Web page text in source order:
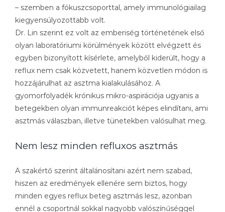
– szemben a fókuszcsoporttal, amely immunológiailag
kiegyensúlyozottabb volt.
Dr. Lin szerint ez volt az emberiség történetének első
olyan laboratóriumi körülmények között elvégzett és
egyben bizonyított kísérlete, amelyből kiderült, hogy a
reflux nem csak közvetett, hanem közvetlen módon is
hozzájárulhat az asztma kialakulásához. A
gyomorfolyadék krónikus mikro-aspirációja ugyanis a
betegekben olyan immunreakciót képes elindítani, ami
asztmás válaszban, illetve tünetekben valósulhat meg.
Nem lesz minden refluxos asztmás
A szakértő szerint általánosítani azért nem szabad,
hiszen az eredmények ellenére sem biztos, hogy
minden egyes reflux beteg asztmás lesz, azonban
ennél a csoportnál sokkal nagyobb valószínűséggel